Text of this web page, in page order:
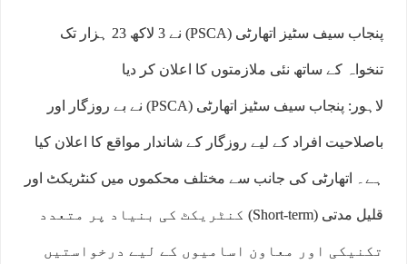
پنجاب سیف سٹیز اتھارٹی (PSCA) نے 3 لاکھ 23 ہزار تک
تنخواہ کے ساتھ نئی ملازمتوں کا اعلان کر دیا
لاہور: پنجاب سیف سٹیز اتھارٹی (PSCA) نے بے روزگار اور
باصلاحیت افراد کے لیے روزگار کے شاندار مواقع کا اعلان کیا
ہے۔ اتھارٹی کی جانب سے مختلف محکموں میں کنٹریکٹ اور
قلیل مدتی (Short-term) کنٹریکٹ کی بنیاد پر متعدد
تکنیکی اور معاون اسامیوں کے لیے درخواستیں